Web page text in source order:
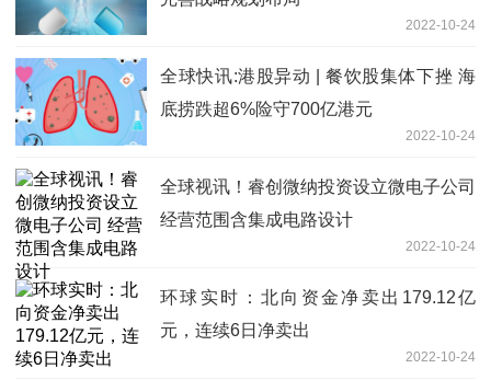
2022-10-24
全球快讯:港股异动 | 餐饮股集体下挫 海
底捞跌超6%险守700亿港元
2022-10-24
全球视讯！睿创微纳投资设立微电子公司
经营范围含集成电路设计
2022-10-24
环球实时：北向资金净卖出179.12亿
元，连续6日净卖出
2022-10-24